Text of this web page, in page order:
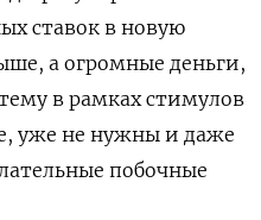
ставок в новую
а огромные деньги,
в рамках стимулов
уже не нужны и даже
побочные